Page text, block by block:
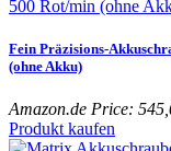
Fein Präzisions-
(ohne Akku)
Amazon.de Price:
Produkt kaufen